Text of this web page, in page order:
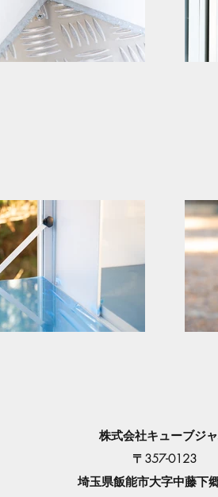
株式会社キューブジ
〒357-0123
埼玉県飯能市大字中藤下